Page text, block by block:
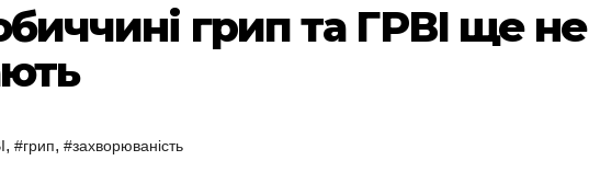
грип та ГРВІ ще не
, #грип, #захворюваність